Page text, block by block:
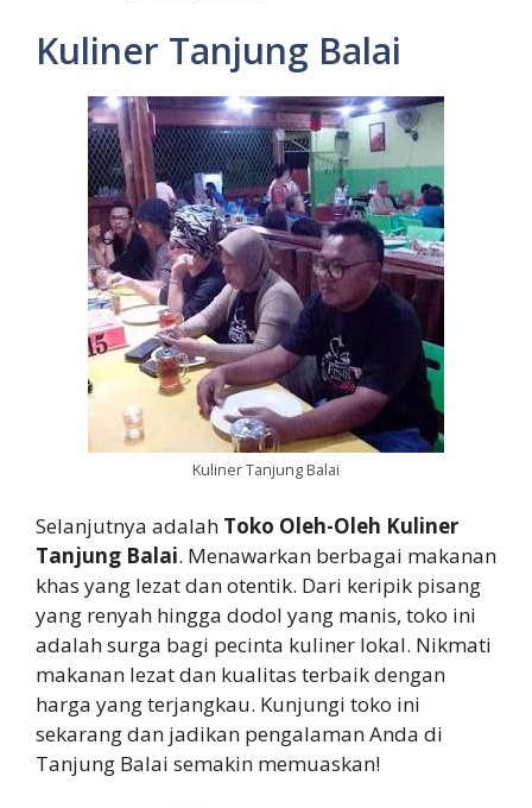
Kuliner Tanjung Balai
Kuliner Tanjung Balai
Selanjutnya adalah Toko Oleh-Oleh Kuliner
Tanjung Balai. Menawarkan berbagai makanan
khas yang lezat dan otentik. Dari keripik pisang
yang renyah hingga dodol yang manis, toko ini
adalah surga bagi pecinta kuliner lokal. Nikmati
makanan lezat dan kualitas terbaik dengan
harga yang terjangkau. Kunjungi toko ini
sekarang dan jadikan pengalaman Anda di
Tanjung Balai semakin memuaskan!